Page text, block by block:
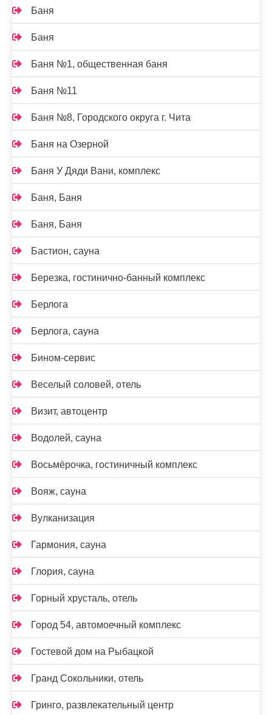
Баня
Баня
Баня №1, общественная баня
Баня №11
Баня №8, Городского округа г. Чита
Баня на Озерной
Баня У Дяди Вани, комплекс
Баня, Баня
Баня, Баня
Бастион, сауна
Березка, гостинично-банный комплекс
Берлога
Берлога, сауна
Бином-сервис
Веселый соловей, отель
Визит, автоцентр
Водолей, сауна
Восьмёрочка, гостиничный комплекс
Вояж, сауна
Вулканизация
Гармония, сауна
Глория, сауна
Горный хрусталь, отель
Город 54, автомоечный комплекс
Гостевой дом на Рыбацкой
Гранд Сокольники, отель
Гринго, развлекательный центр